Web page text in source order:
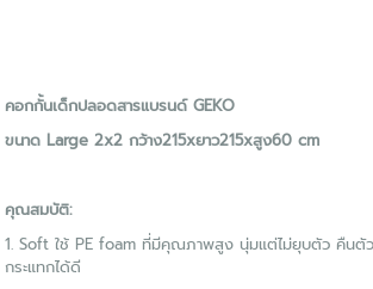
คอกกั้นเด็กปลอดสารแบรนด์ GEKO
ขนาด Large 2x2 กว้าง215xยาว215xสูง60 cm
คุณสมบัติ:
1. Soft ใช้ PE foam ที่มีคุณภาพสูง นุ่มแต่ไม่ยุบตัว คืนตัว
กระแทกได้ดี